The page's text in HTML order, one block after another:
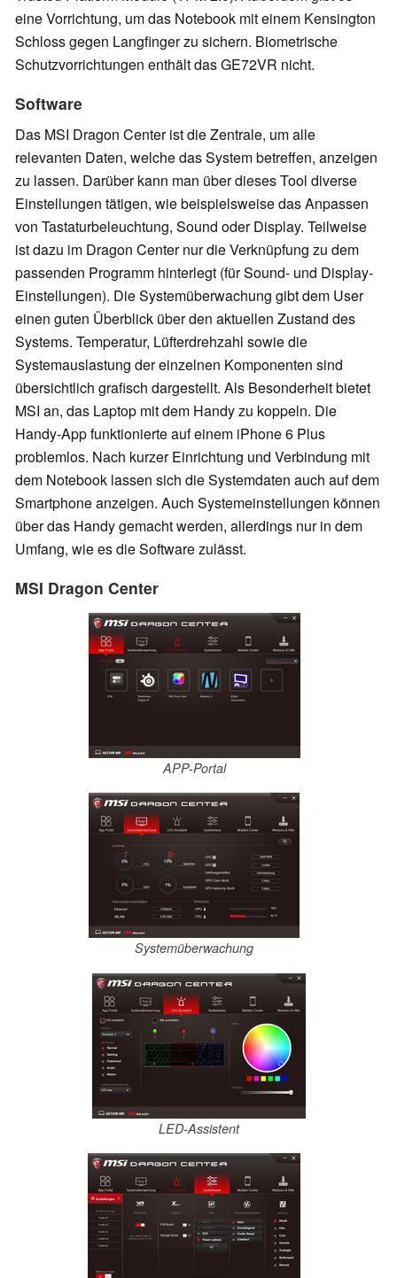
eine Vorrichtung, um das Notebook mit einem Kensington
Schloss gegen Langfinger zu sichern. Biometrische
Schutzvorrichtungen enthält das GE72VR nicht.
Software
Das MSI Dragon Center ist die Zentrale, um alle
relevanten Daten, welche das System betreffen, anzeigen
zu lassen. Darüber kann man über dieses Tool diverse
Einstellungen tätigen, wie beispielsweise das Anpassen
von Tastaturbeleuchtung, Sound oder Display. Teilweise
ist dazu im Dragon Center nur die Verknüpfung zu dem
passenden Programm hinterlegt (für Sound- und Display-
Einstellungen). Die Systemüberwachung gibt dem User
einen guten Überblick über den aktuellen Zustand des
Systems. Temperatur, Lüfterdrehzahl sowie die
Systemauslastung der einzelnen Komponenten sind
übersichtlich grafisch dargestellt. Als Besonderheit bietet
MSI an, das Laptop mit dem Handy zu koppeln. Die
Handy-App funktionierte auf einem iPhone 6 Plus
problemlos. Nach kurzer Einrichtung und Verbindung mit
dem Notebook lassen sich die Systemdaten auch auf dem
Smartphone anzeigen. Auch Systemeinstellungen können
über das Handy gemacht werden, allerdings nur in dem
Umfang, wie es die Software zulässt.
MSI Dragon Center
APP-Portal
Systemüberwachung
LED-Assistent